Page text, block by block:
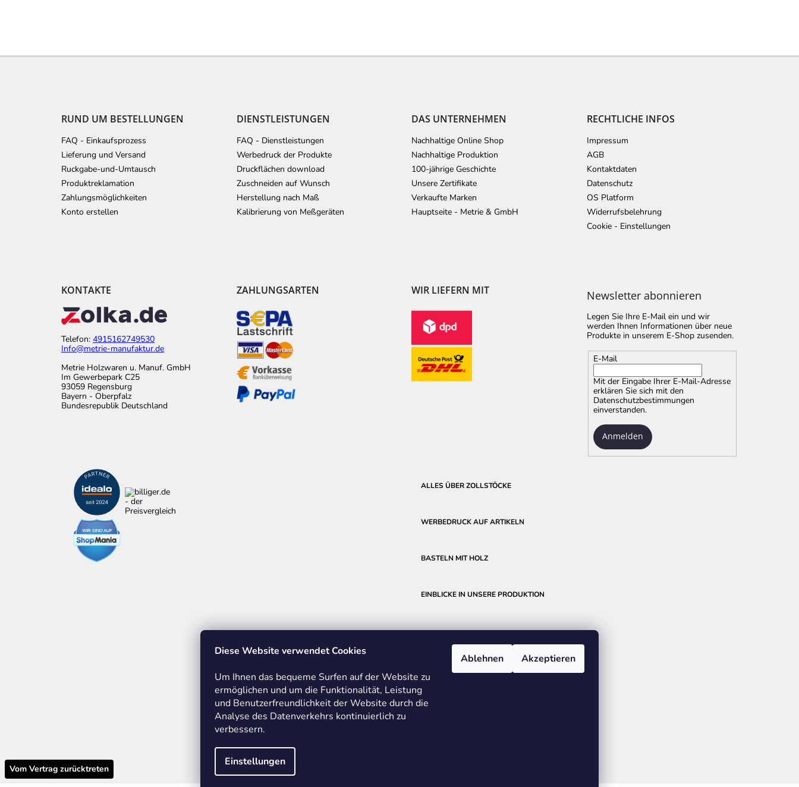
Diese Website verwendet Cookies
Um Ihnen das bequeme Surfen auf der Website zu
ermöglichen und um die Funktionalität, Leistung
und Benutzerfreundlichkeit der Website durch die
Analyse des Datenverkehrs kontinuierlich zu
verbessern.
Einstellungen
Ablehnen Akzeptieren
F
RUND UM BESTELLUNGEN
FAQ - Einkaufsprozess
Lieferung und Versand
Ruckgabe-und-Umtausch
Produktreklamation
Zahlungsmöglichkeiten
Konto erstellen
DIENSTLEISTUNGEN
FAQ - Dienstleistungen
Werbedruck der Produkte
Druckflächen download
Zuschneiden auf Wunsch
Herstellung nach Maß
Kalibrierung von Meßgeräten
DAS UNTERNEHMEN
Nachhaltige Online Shop
Nachhaltige Produktion
100-jährige Geschichte
Unsere Zertifikate
Verkaufte Marken
Hauptseite - Metrie & GmbH
RECHTLICHE INFOS
Impressum
AGB
Kontaktdaten
Datenschutz
OS Platform
Widerrufsbelehrung
Cookie - Einstellungen
KONTAKTE
Telefon: 4915162749530
Info@metrie-manufaktur.de
Metrie Holzwaren u. Manuf. GmbH
Im Gewerbepark C25
93059 Regensburg
Bayern - Oberpfalz
Bundesrepublik Deutschland
ZAHLUNGSARTEN WIR LIEFERN MIT Newsletter abonnieren
Legen Sie Ihre E-Mail ein und wir
werden Ihnen Informationen über neue
Produkte in unserem E-Shop zusenden.
E-Mail
Mit der Eingabe Ihrer E-Mail-Adresse
erklären Sie sich mitden
Datenschutzbestimmungen
einverstanden.
Anmelden
ALLES ÜBER ZOLLSTÖCKE
WERBEDRUCK AUF ARTIKELN
BASTELN MIT HOLZ
EINBLICKE IN UNSERE PRODUKTION
METRIE
Vom Vertrag zurücktreten